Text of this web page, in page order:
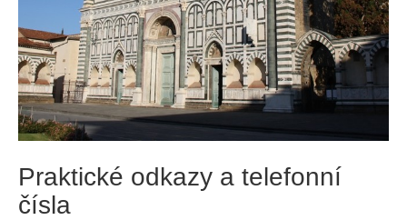
Praktické odkazy a telefonní
čísla